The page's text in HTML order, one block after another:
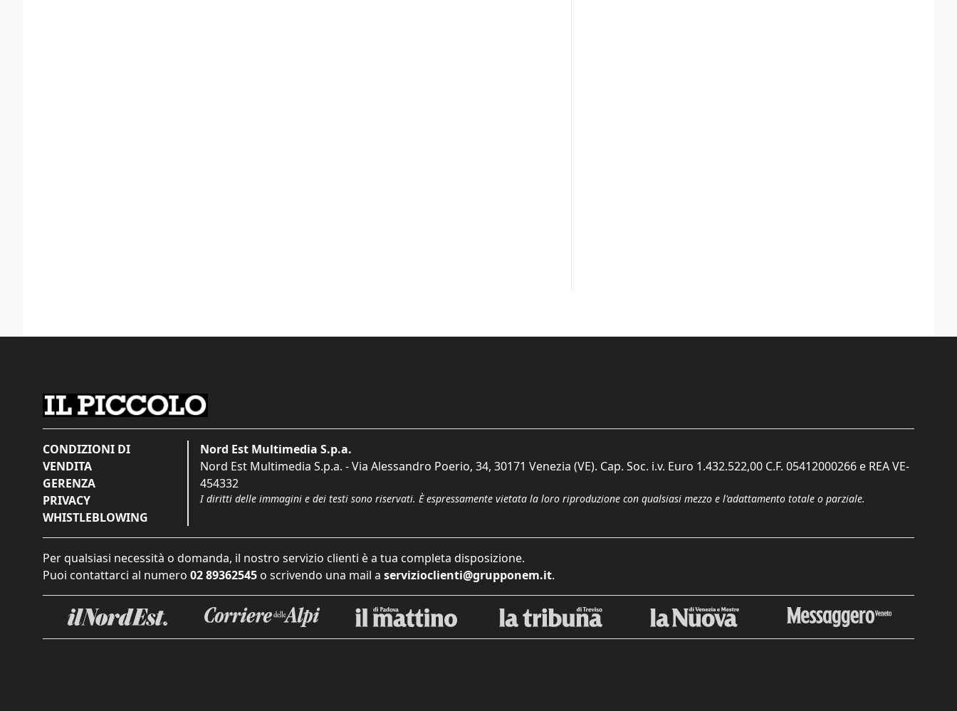
CONDIZIONI DI
VENDITA
GERENZA
PRIVACY
WHISTLEBLOWING
Nord Est Multimedia S.p.a.
Nord Est Multimedia S.p.a. - Via Alessandro Poerio, 34, 30171 Venezia (VE). Cap. Soc. i.v. Euro 1.432.522,00 C.F. 05412000266 e REA VE-
454332
I diritti delle immagini e dei testi sono riservati. È espressamente vietata la loro riproduzione con qualsiasi mezzo e l'adattamento totale o parziale.
Per qualsiasi necessità o domanda, il nostro servizio clienti è a tua completa disposizione.
Puoi contattarci al numero 02 89362545 o scrivendo una mail a servizioclienti@grupponem.it.